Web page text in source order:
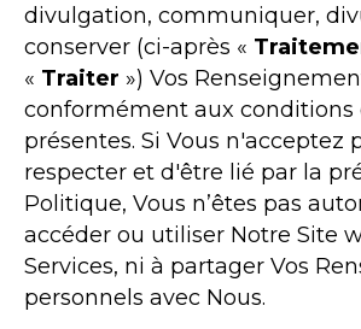
divulgation, communiquer,
conserver (ci-après «
« Traiter ») Vos
conformément aux conditions
présentes. Si Vous n'acceptez
respecter et d'être lié par la
Politique, Vous n’êtes pas
accéder ou utiliser Notre Site
Services, ni à partager Vos
personnels avec Nous.